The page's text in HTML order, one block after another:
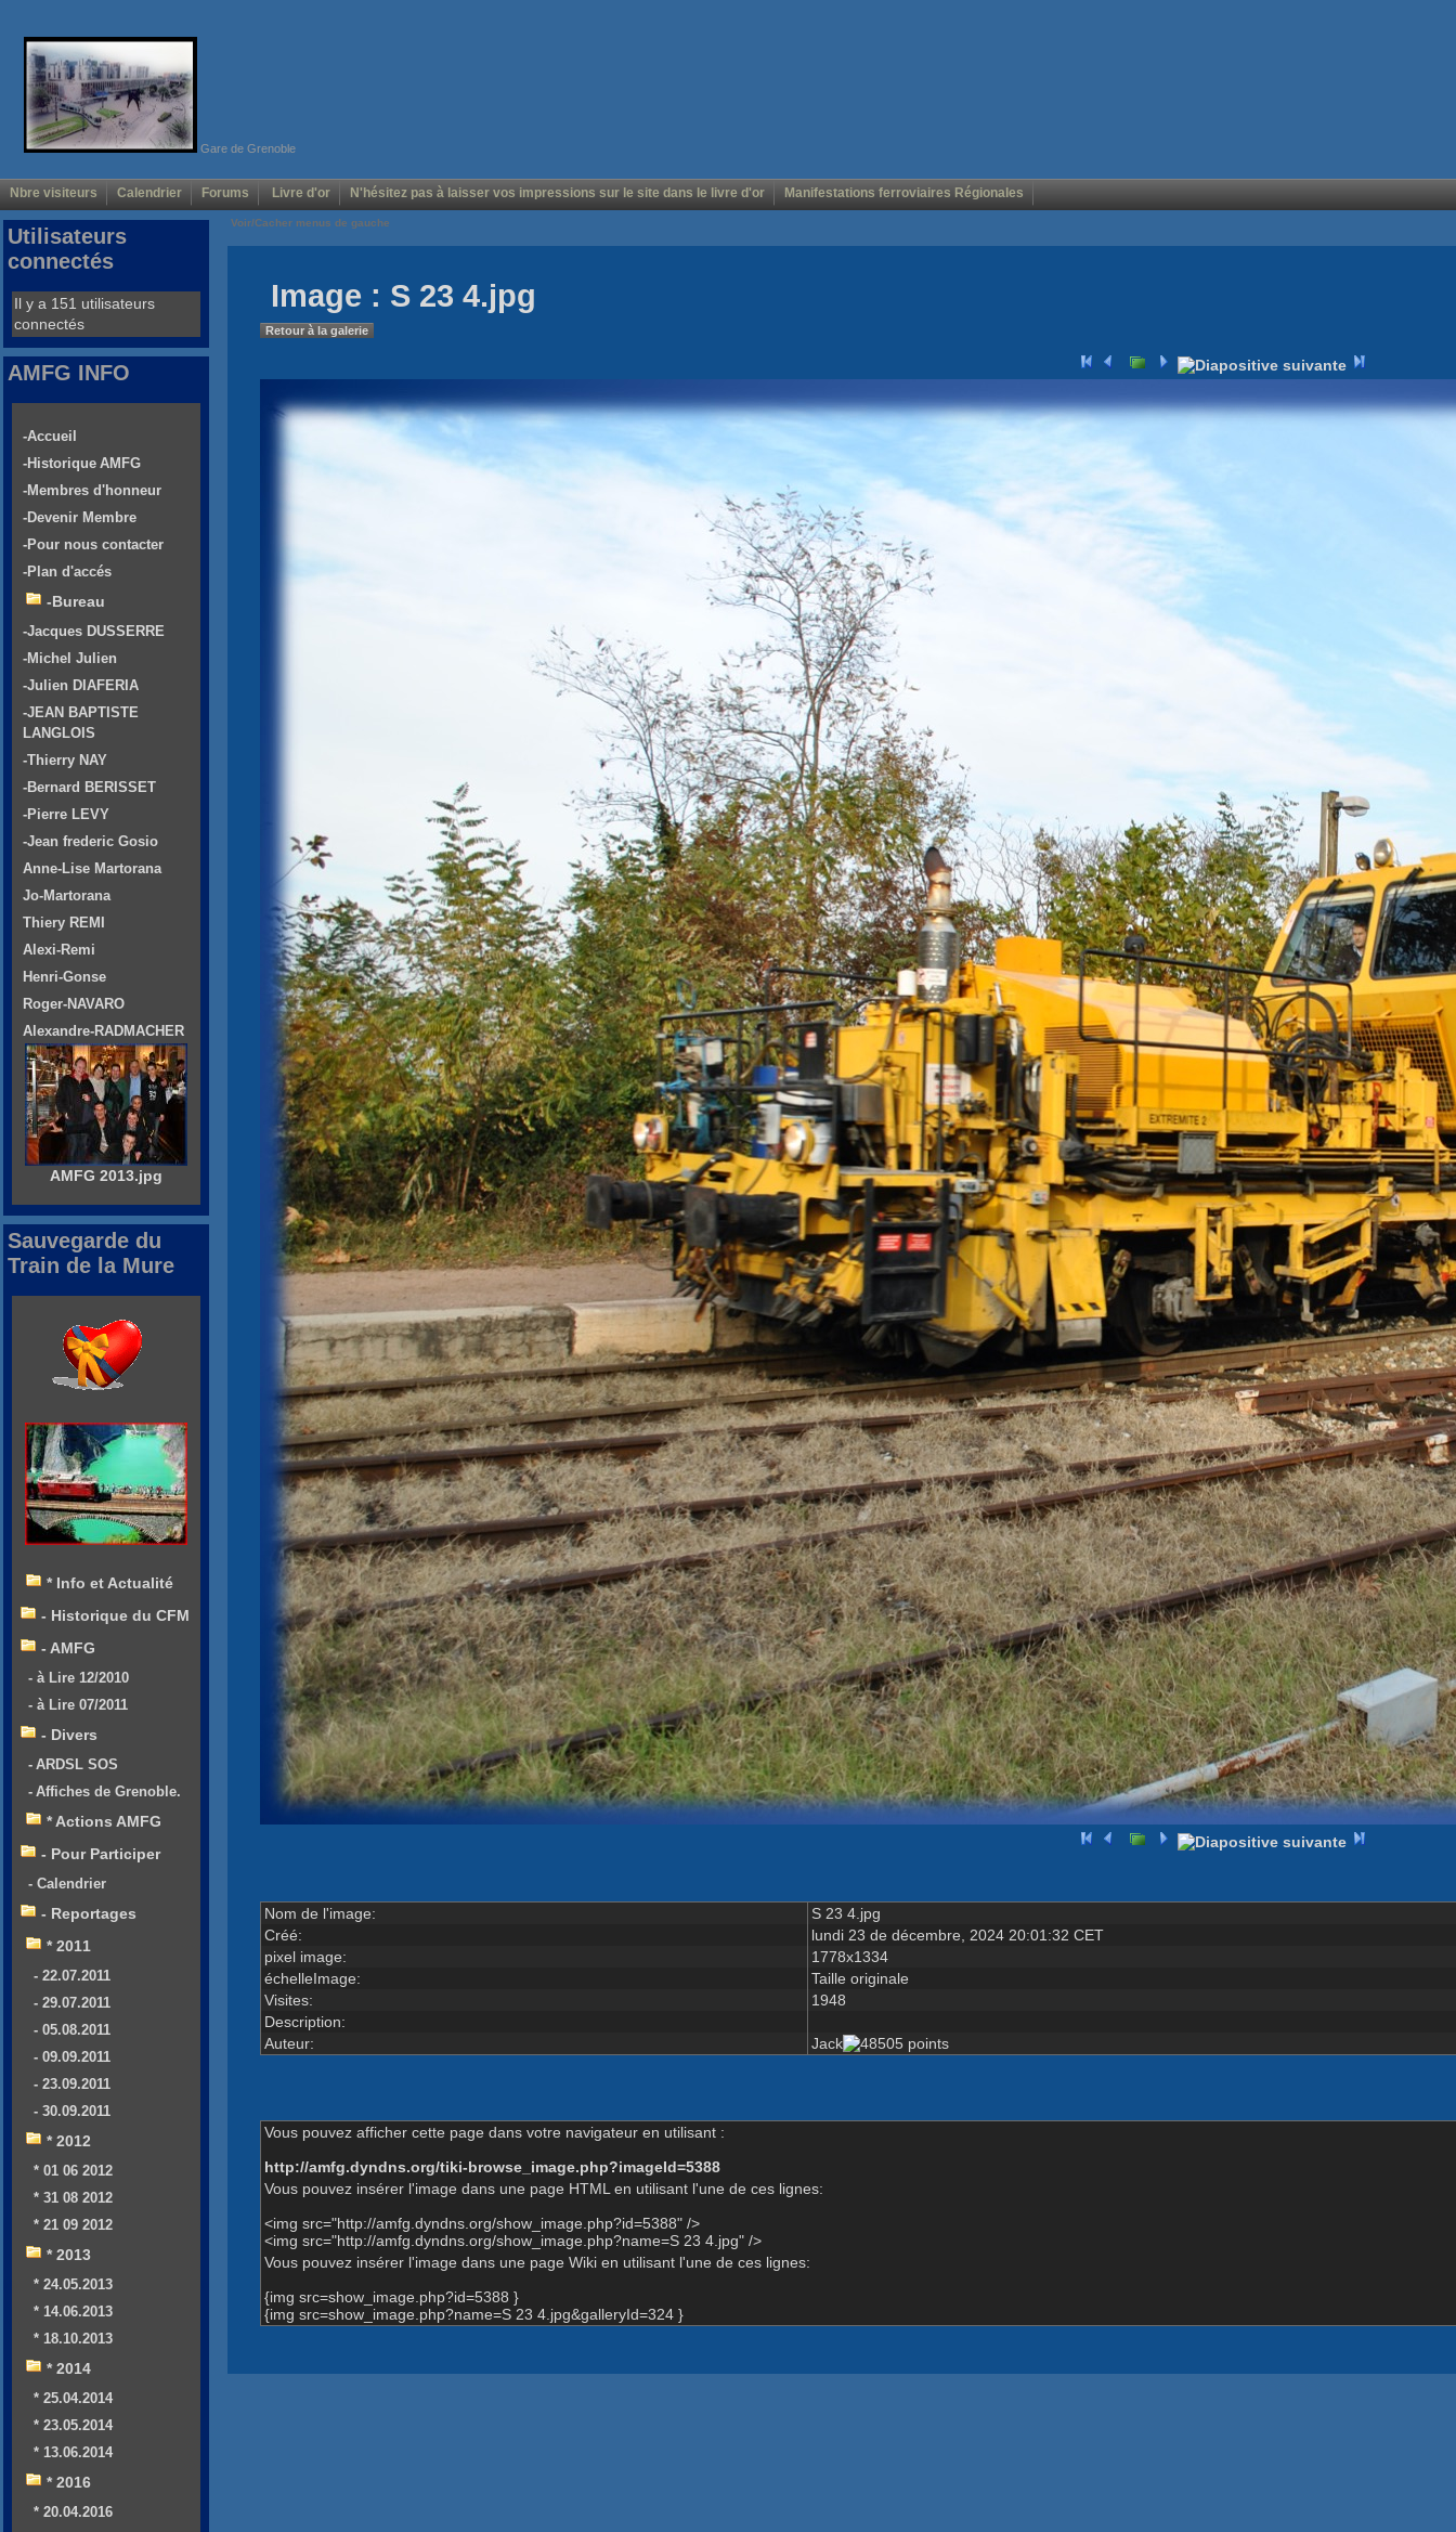
Gare de Grenoble
Nbre visiteurs Calendrier Forums Livre d'or N'hésitez pas à laisser vos impressions sur le site dans le livre d'or Manifestations ferroviaires Régionales
Voir/Cacher menus de gauche
Image : S 23 4.jpg
Retour à la galerie
Nom de l'image:
S 23 4.jpg
Créé:
lundi 23 de décembre, 2024 20:01:32 CET
pixel image:
1778x1334
échelleImage:
Taille originale
Visites:
1948
Description:
Auteur:
Jack
Vous pouvez afficher cette page dans votre navigateur en utilisant :
http://amfg.dyndns.org/tiki-browse_image.php?imageId=5388
Vous pouvez insérer l'image dans une page HTML en utilisant l'une de ces lignes:
<img src="http://amfg.dyndns.org/show_image.php?id=5388" />
<img src="http://amfg.dyndns.org/show_image.php?name=S 23 4.jpg" />
Vous pouvez insérer l'image dans une page Wiki en utilisant l'une de ces lignes:
{img src=show_image.php?id=5388 }
{img src=show_image.php?name=S 23 4.jpg&galleryId=324 }
Utilisateurs
connectés
Il y a 151 utilisateurs
connectés
AMFG INFO
-Accueil
-Historique AMFG
-Membres d'honneur
-Devenir Membre
-Pour nous contacter
-Plan d'accés
-Bureau
-Jacques DUSSERRE
-Michel Julien
-Julien DIAFERIA
-JEAN BAPTISTE
LANGLOIS
-Thierry NAY
-Bernard BERISSET
-Pierre LEVY
-Jean frederic Gosio
Anne-Lise Martorana
Jo-Martorana
Thiery REMI
Alexi-Remi
Henri-Gonse
Roger-NAVARO
Alexandre-RADMACHER
AMFG 2013.jpg
Sauvegarde du
Train de la Mure
* Info et Actualité
- Historique du CFM
- AMFG
- à Lire 12/2010
- à Lire 07/2011
- Divers
- ARDSL SOS
- Affiches de Grenoble.
* Actions AMFG
- Pour Participer
- Calendrier
- Reportages
* 2011
- 22.07.2011
- 29.07.2011
- 05.08.2011
- 09.09.2011
- 23.09.2011
- 30.09.2011
* 2012
* 01 06 2012
* 31 08 2012
* 21 09 2012
* 2013
* 24.05.2013
* 14.06.2013
* 18.10.2013
* 2014
* 25.04.2014
* 23.05.2014
* 13.06.2014
* 2016
* 20.04.2016